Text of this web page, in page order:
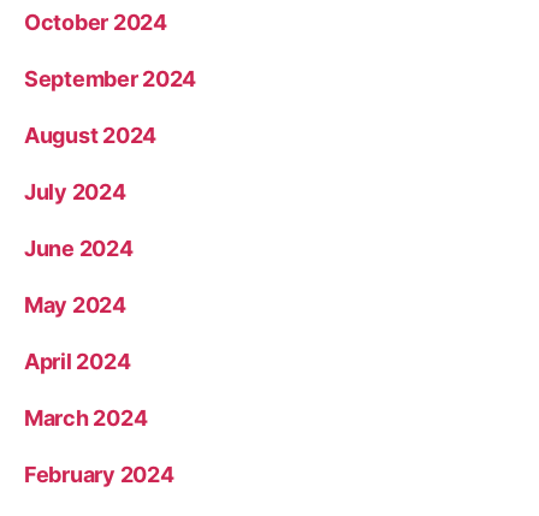
October 2024
September 2024
August 2024
July 2024
June 2024
May 2024
April 2024
March 2024
February 2024